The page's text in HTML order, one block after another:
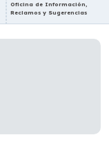
Oficina de Información,
Reclamos y Sugerencias